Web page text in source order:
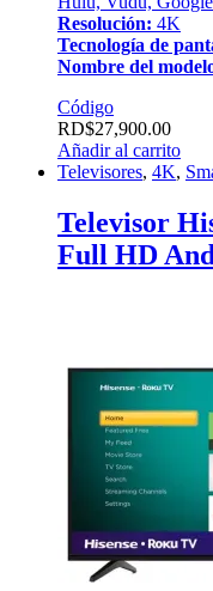
Resolución: 4K
Tecnología de
Nombre del
Código
RD$27,900.00
Añadir al carrito
Televisores, 4K,
Televisor
Full HD